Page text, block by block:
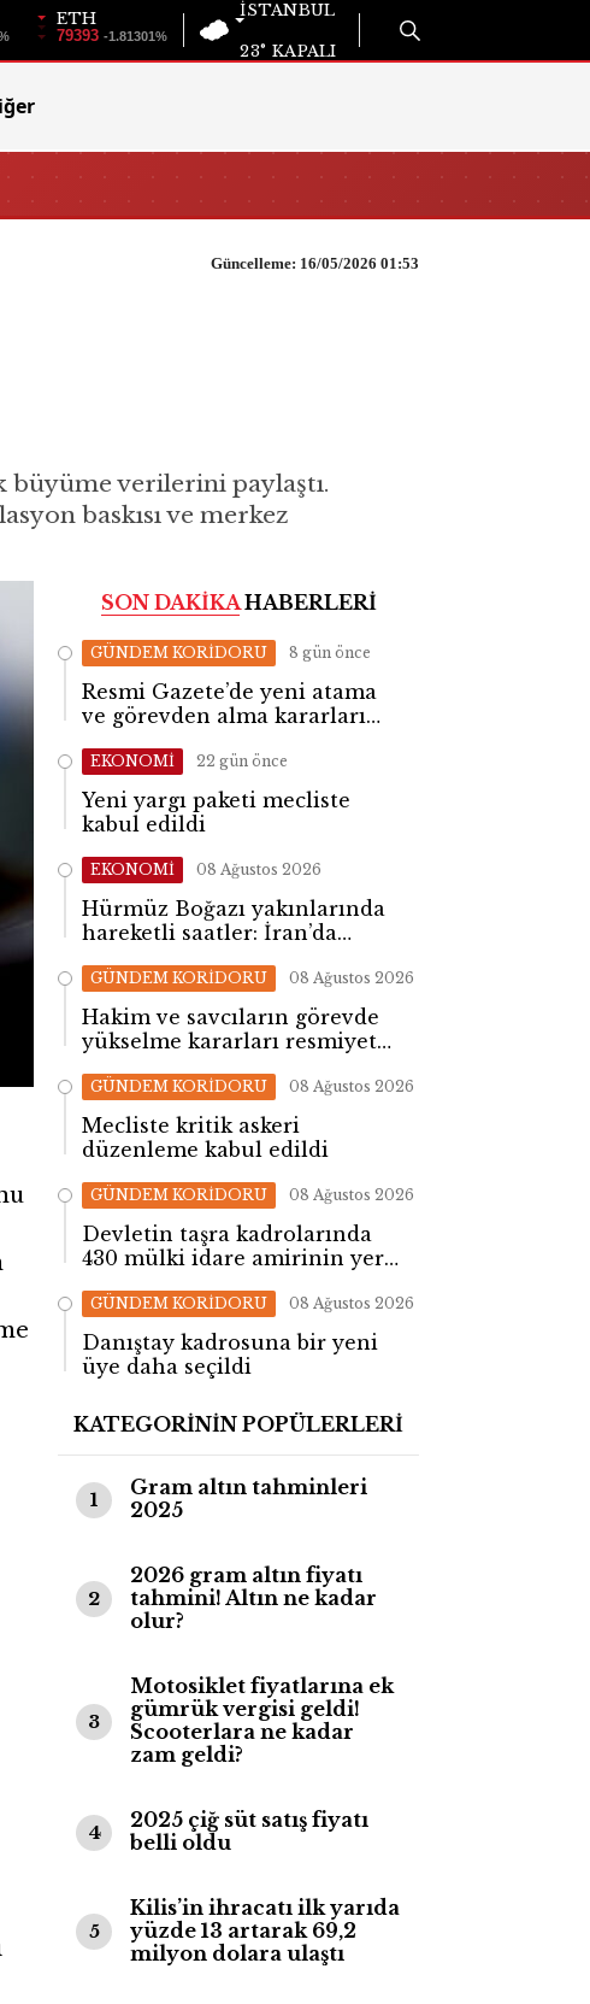
ETH
79393 -1.81301%
İSTANBUL
23° KAPALI
Güncelleme: 16/05/2026 01:53
büyüme verilerini paylaştı.
baskısı ve merkez
SON DAKİKAHABERLERİ
GÜNDEM KORİDORU 8 gün önce
Resmi Gazete’de yeni atama
ve görevden alma kararları
EKONOMİ 22 gün önce
Yeni yargı paketi mecliste
kabul edildi
EKONOMİ 08 Ağustos 2026
Hürmüz Boğazı yakınlarında
hareketli saatler: İran’da
GÜNDEM KORİDORU 08 Ağustos 2026
Hakim ve savcıların görevde
yükselme kararları resmiyet
GÜNDEM KORİDORU 08 Ağustos 2026
Mecliste kritik askeri
düzenleme kabul edildi
GÜNDEM KORİDORU 08 Ağustos 2026
Devletin taşra kadrolarında
430 mülki idare amirinin yeri
GÜNDEM KORİDORU 08 Ağustos 2026
Danıştay kadrosuna bir yeni
üye daha seçildi
KATEGORİNİN POPÜLERLERİ
1
Gram altın tahminleri
2025
2
2026 gram altın fiyatı
tahmini! Altın ne kadar
olur?
3
Motosiklet fiyatlarına ek
gümrük vergisi geldi!
Scooterlara ne kadar
zam geldi?
4
2025 çiğ süt satış fiyatı
belli oldu
5
Kilis’in ihracatı ilk yarıda
yüzde 13 artarak 69,2
milyon dolara ulaştı